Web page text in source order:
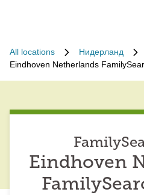
All locations Нидерланд
Eindhoven Netherlands
Eindhoven